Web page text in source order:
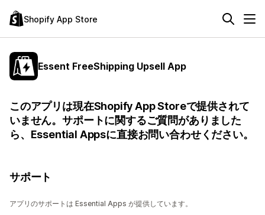
Shopify App Store
Essent FreeShipping Upsell App
このアプリは現在Shopify App Storeで提供されて
いません。サポートに関するご質問がありました
ら、Essential Appsに直接お問い合わせください。
サポート
アプリのサポートは Essential Apps が提供しています。